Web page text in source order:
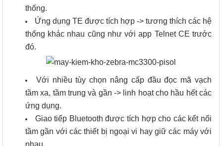
thống.
Ứng dụng TE được tích hợp -> tương thích các hệ
thống khác nhau cũng như với app Telnet CE trước
đó.
Với nhiều tùy chọn nâng cấp đầu đọc mã vạch
tầm xa, tầm trung và gần -> linh hoạt cho hầu hết các
ứng dụng.
Giao tiếp Bluetooth được tích hợp cho các kết nối
tầm gần với các thiết bị ngoại vi hay giữ các máy với
nhau.